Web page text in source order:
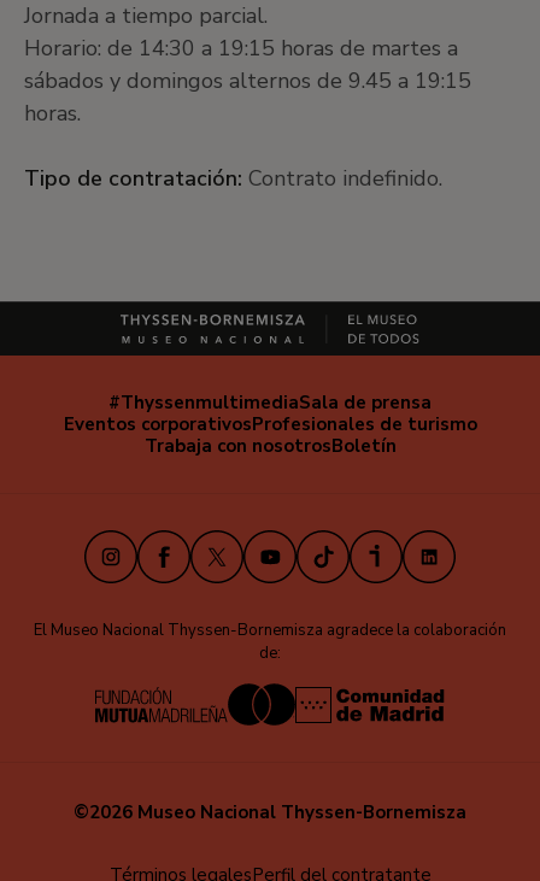
Jornada a tiempo parcial.
Horario: de 14:30 a 19:15 horas de martes a
sábados y domingos alternos de 9.45 a 19:15
horas.
Tipo de contratación: Contrato indefinido.
Navegación
secundaria
#ThyssenmultimediaSala de prensa
Eventos corporativosProfesionales de turismo
Trabaja con nosotrosBoletín
InstagramFacebook
X YoutubeTikTokiVooxLinkedIn
El Museo Nacional Thyssen-Bornemisza agradece la colaboración
de:
©2026 Museo Nacional Thyssen-Bornemisza
Términos legalesPerfil del contratante